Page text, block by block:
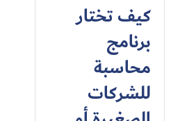
كيف تختار
برنامج
محاسبة
للشركات